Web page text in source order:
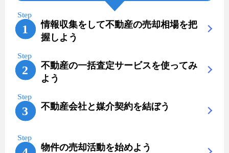
情報収集をして不動産の売却相場を把
握しよう
不動産の一括査定サービスを使ってみ
よう
不動産会社と媒介契約を結ぼう
物件の売却活動を始めよう